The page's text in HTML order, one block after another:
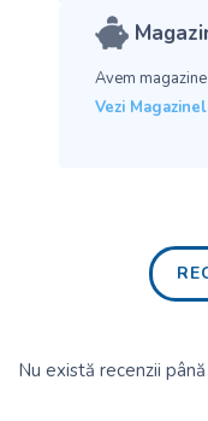
Avem
Vezi
Nu există recenzii până